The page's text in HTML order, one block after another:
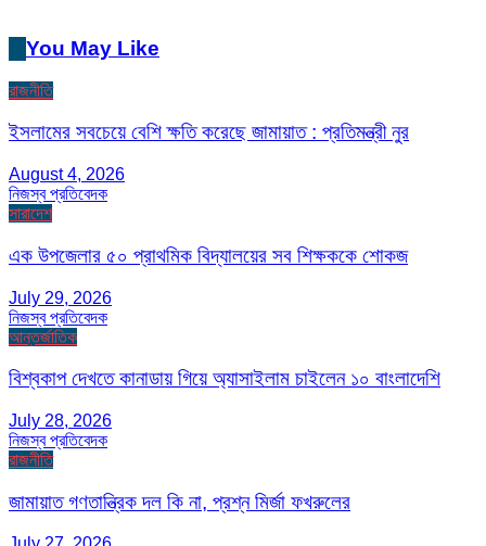
You May Like
রাজনীতি
ইসলামের সবচেয়ে বেশি ক্ষতি করেছে জামায়াত : প্রতিমন্ত্রী নুর
August 4, 2026
নিজস্ব প্রতিবেদক
সারাদেশ
এক উপজেলার ৫০ প্রাথমিক বিদ্যালয়ের সব শিক্ষককে শোকজ
July 29, 2026
নিজস্ব প্রতিবেদক
আন্তর্জাতিক
বিশ্বকাপ দেখতে কানাডায় গিয়ে অ্যাসাইলাম চাইলেন ১০ বাংলাদেশি
July 28, 2026
নিজস্ব প্রতিবেদক
রাজনীতি
জামায়াত গণতান্ত্রিক দল কি না, প্রশ্ন মির্জা ফখরুলের